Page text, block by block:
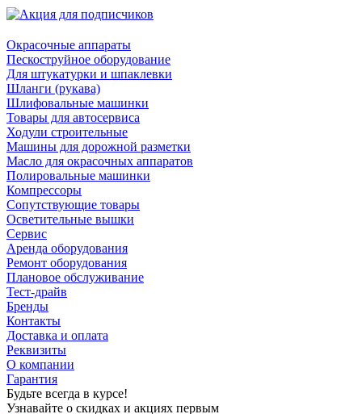
Окрасочные аппараты
Пескоструйное оборудование
Для штукатурки и шпаклевки
Шланги (рукава)
Шлифовальные машинки
Товары для автосервиса
Ходули строительные
Машины для дорожной разметки
Масло для окрасочных аппаратов
Полировальные машинки
Компрессоры
Сопутствующие товары
Осветительные вышки
Сервис
Аренда оборудования
Ремонт оборудования
Плановое обслуживание
Тест-драйв
Бренды
Контакты
Доставка и оплата
Реквизиты
О компании
Гарантия
Будьте всегда в курсе!
Узнавайте о скидках и акциях первым